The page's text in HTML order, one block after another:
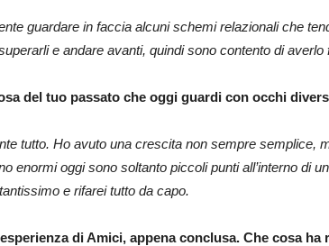
guardare in faccia alcuni schemi relazionali che
e andare avanti, quindi sono contento di averlo
del tuo passato che oggi guardi con occhi
tutto. Ho avuto una crescita non sempre semplice,
enormi oggi sono soltanto piccoli punti all’interno di
e rifarei tutto da capo.
di Amici, appena conclusa. Che cosa